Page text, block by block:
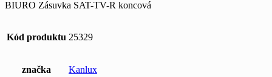
BIURO Zásuvka SAT-TV-R koncová
Kód produktu 25329
značka Kanlux